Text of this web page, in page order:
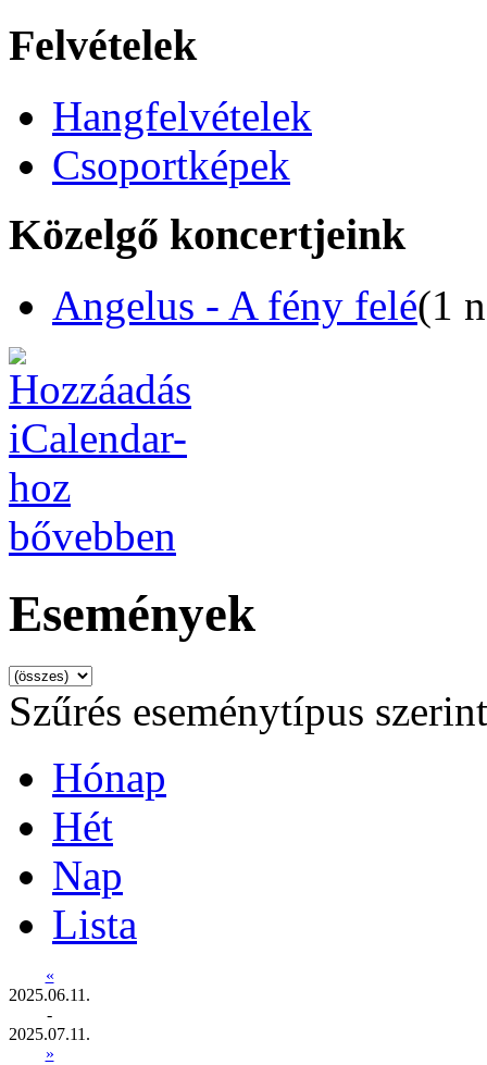
Felvételek
Hangfelvételek
Csoportképek
Közelgő koncertjeink
Angelus - A fény felé(1
bővebben
Események
Szűrés eseménytípus szerint
Hónap
Hét
Nap
Lista
«
2025.06.11.
-
2025.07.11.
»